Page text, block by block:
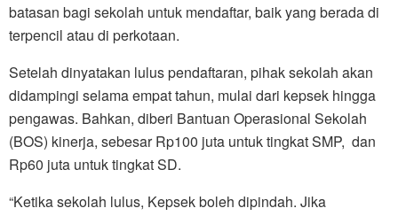
batasan bagi sekolah untuk mendaftar, baik yang berada di
terpencil atau di perkotaan.
Setelah dinyatakan lulus pendaftaran, pihak sekolah akan
didampingi selama empat tahun, mulai dari kepsek hingga
pengawas. Bahkan, diberi Bantuan Operasional Sekolah
(BOS) kinerja, sebesar Rp100 juta untuk tingkat SMP, dan
Rp60 juta untuk tingkat SD.
“Ketika sekolah lulus, Kepsek boleh dipindah. Jika